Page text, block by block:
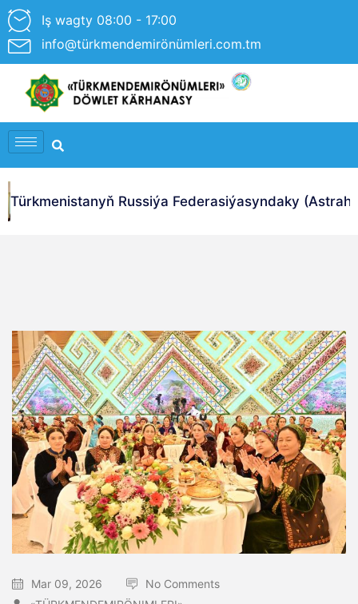
Iş wagty 08:00 - 17:00
info@türkmendemirönümleri.com.tm
Türkmenistanyň Russiýa Federasiýasyndaky
Mar 09, 2026
No Comments